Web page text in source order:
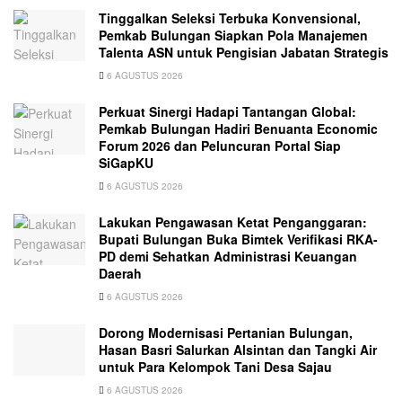
Tinggalkan Seleksi Terbuka Konvensional,
Pemkab Bulungan Siapkan Pola Manajemen
Talenta ASN untuk Pengisian Jabatan Strategis
6 AGUSTUS 2026
Perkuat Sinergi Hadapi Tantangan Global:
Pemkab Bulungan Hadiri Benuanta Economic
Forum 2026 dan Peluncuran Portal Siap
SiGapKU
6 AGUSTUS 2026
Lakukan Pengawasan Ketat Penganggaran:
Bupati Bulungan Buka Bimtek Verifikasi RKA-
PD demi Sehatkan Administrasi Keuangan
Daerah
6 AGUSTUS 2026
Dorong Modernisasi Pertanian Bulungan,
Hasan Basri Salurkan Alsintan dan Tangki Air
untuk Para Kelompok Tani Desa Sajau
6 AGUSTUS 2026